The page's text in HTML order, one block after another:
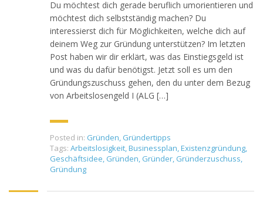
Du möchtest dich gerade beruflich umorientieren und
möchtest dich selbstständig machen? Du
interessierst dich für Möglichkeiten, welche dich auf
deinem Weg zur Gründung unterstützen? Im letzten
Post haben wir dir erklärt, was das Einstiegsgeld ist
und was du dafür benötigst. Jetzt soll es um den
Gründungszuschuss gehen, den du unter dem Bezug
von Arbeitslosengeld I (ALG […]
Posted in: Gründen, Gründertipps
Tags: Arbeitslosigkeit,Businessplan,Existenzgründung,
Geschäftsidee, Gründen, Gründer, Gründerzuschuss,
Gründung